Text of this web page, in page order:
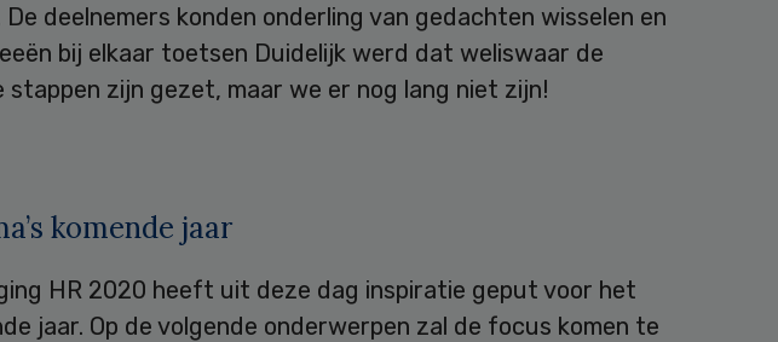
De deelnemers konden onderling van gedachten wisselen en
bij elkaar toetsen Duidelijk werd dat weliswaar de
stappen zijn gezet, maar we er nog lang niet zijn!
komende jaar
HR 2020 heeft uit deze dag inspiratie geput voor het
jaar. Op de volgende onderwerpen zal de focus komen te